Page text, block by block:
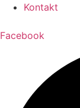
Kontakt
Facebook